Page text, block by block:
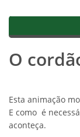
O
Esta animação
E como é
aconteça.